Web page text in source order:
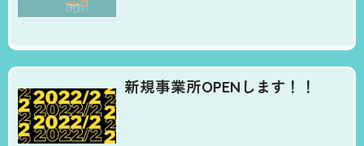
新規事業所OPENします！！